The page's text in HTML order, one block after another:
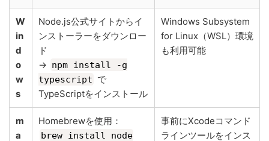
W
in
d
o
w
s
Node.js公式サイトからイ
ンストーラーをダウンロー
ド
→ npm install -g
typescript で
TypeScriptをインストール
Windows Subsystem
for Linux（WSL）環境
も利用可能
m
a
Homebrewを使用：
brew install node
事前にXcodeコマンド
ラインツールをインス